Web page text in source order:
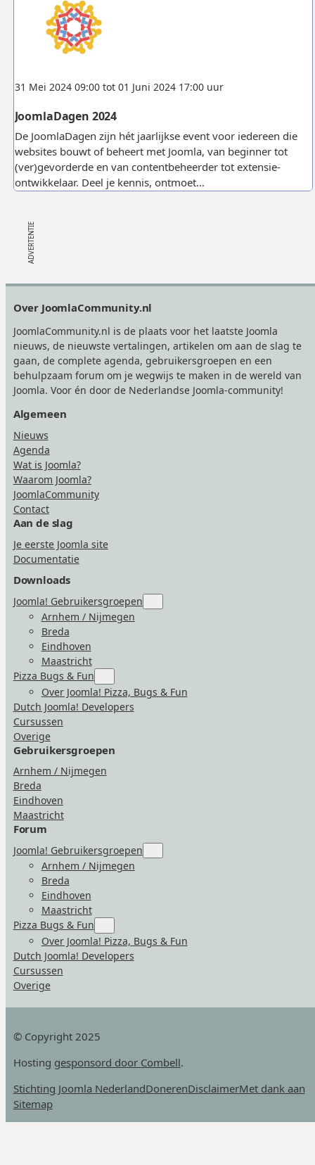
31 Mei 2024 09:00 tot 01 Juni 2024 17:00 uur
JoomlaDagen 2024
De JoomlaDagen zijn hét jaarlijkse event voor iedereen die
websites bouwt of beheert met Joomla, van beginner tot
(ver)gevorderde en van contentbeheerder tot extensie-
ontwikkelaar. Deel je kennis, ontmoet...
Over JoomlaCommunity.nl
JoomlaCommunity.nl is de plaats voor het laatste Joomla
nieuws, de nieuwste vertalingen, artikelen om aan de slag te
gaan, de complete agenda, gebruikersgroepen en een
behulpzaam forum om je wegwijs te maken in de wereld van
Joomla. Voor én door de Nederlandse Joomla-community!
Algemeen
Nieuws
Agenda
Wat is Joomla?
Waarom Joomla?
JoomlaCommunity
Contact
Aan de slag
Je eerste Joomla site
Documentatie
Downloads
Joomla! Gebruikersgroepen
for
Arnhem / Nijmegen
Breda
Eindhoven
Maastricht
Pizza Bugs & Fun
for
“Pizza
Bugs
Over Joomla! Pizza, Bugs & Fun
Dutch Joomla! Developers
Cursussen
Overige
Gebruikersgroepen
Arnhem / Nijmegen
Breda
Eindhoven
Maastricht
Forum
Joomla! Gebruikersgroepen
for
Arnhem / Nijmegen
Breda
Eindhoven
Maastricht
Pizza Bugs & Fun
for
“Pizza
Bugs
Over Joomla! Pizza, Bugs & Fun
Dutch Joomla! Developers
Cursussen
Overige
© Copyright 2025
Hosting gesponsord door Combell.
Stichting Joomla NederlandDonerenDisclaimerMet dank aan
Sitemap